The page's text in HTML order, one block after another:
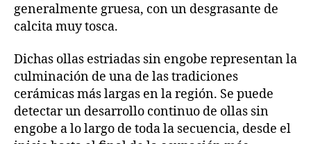
generalmente gruesa, con un desgrasante de
calcita muy tosca.
Dichas ollas estriadas sin engobe representan la
culminación de una de las tradiciones
cerámicas más largas en la región. Se puede
detectar un desarrollo continuo de ollas sin
engobe a lo largo de toda la secuencia, desde el